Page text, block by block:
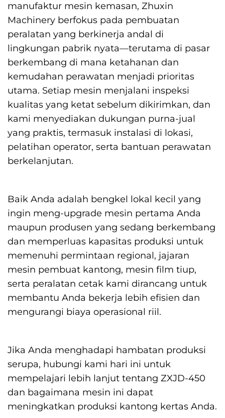
manufaktur mesin kemasan, Zhuxin
Machinery berfokus pada pembuatan
peralatan yang berkinerja andal di
lingkungan pabrik nyata—terutama di pasar
berkembang di mana ketahanan dan
kemudahan perawatan menjadi prioritas
utama. Setiap mesin menjalani inspeksi
kualitas yang ketat sebelum dikirimkan, dan
kami menyediakan dukungan purna-jual
yang praktis, termasuk instalasi di lokasi,
pelatihan operator, serta bantuan perawatan
berkelanjutan.
Baik Anda adalah bengkel lokal kecil yang
ingin meng-upgrade mesin pertama Anda
maupun produsen yang sedang berkembang
dan memperluas kapasitas produksi untuk
memenuhi permintaan regional, jajaran
mesin pembuat kantong, mesin film tiup,
serta peralatan cetak kami dirancang untuk
membantu Anda bekerja lebih efisien dan
mengurangi biaya operasional riil.
Jika Anda menghadapi hambatan produksi
serupa, hubungi kami hari ini untuk
mempelajari lebih lanjut tentang ZXJD-450
dan bagaimana mesin ini dapat
meningkatkan produksi kantong kertas Anda.